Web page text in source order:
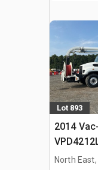
Lot 893
2014
North East,